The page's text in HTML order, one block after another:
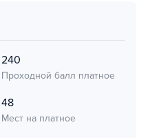
240
Проходной балл платное
48
Мест на платное